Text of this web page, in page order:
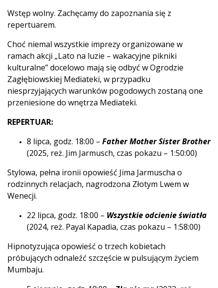
Wstęp wolny. Zachęcamy do zapoznania się z
repertuarem.
Choć niemal wszystkie imprezy organizowane w
ramach akcji „Lato na luzie – wakacyjne pikniki
kulturalne” docelowo mają się odbyć w Ogrodzie
Zagłębiowskiej Mediateki, w przypadku
niesprzyjających warunków pogodowych zostaną one
przeniesione do wnętrza Mediateki.
REPERTUAR:
8 lipca, godz. 18:00 – Father Mother Sister Brother
(2025, reż. Jim Jarmusch, czas pokazu – 1:50:00)
Stylowa, pełna ironii opowieść Jima Jarmuscha o
rodzinnych relacjach, nagrodzona Złotym Lwem w
Wenecji.
22 lipca, godz. 18:00 – Wszystkie odcienie światła
(2024, reż. Payal Kapadia, czas pokazu – 1:58:00)
Hipnotyzująca opowieść o trzech kobietach
próbujących odnaleźć szczęście w pulsującym życiem
Mumbaju.